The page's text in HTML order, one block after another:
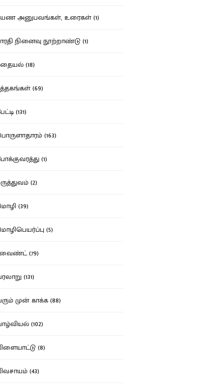
அனுபவங்கள், உரைகள் (1)
நினைவு நூற்றாண்டு (1)
(18)
(69)
(131)
(163)
(1)
(2)
(39)
(5)
(79)
(131)
முன் காக்க (88)
(102)
(8)
(43)